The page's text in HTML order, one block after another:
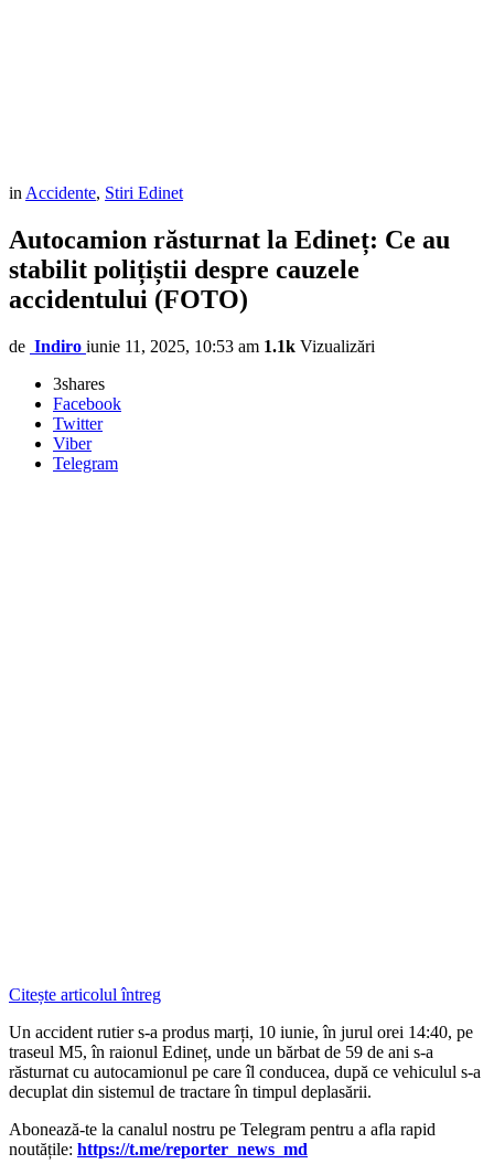
in Accidente, Stiri Edinet
Autocamion răsturnat la Edineț: Ce au
stabilit polițiștii despre cauzele
accidentului (FOTO)
de Indiro iunie 11, 2025, 10:53 am 1.1k Vizualizări
3shares
Facebook
Twitter
Viber
Telegram
Citește articolul întreg
Un accident rutier s-a produs marți, 10 iunie, în jurul orei 14:40, pe
traseul M5, în raionul Edineț, unde un bărbat de 59 de ani s-a
răsturnat cu autocamionul pe care îl conducea, după ce vehiculul s-a
decuplat din sistemul de tractare în timpul deplasării.
‍Abonează-te la canalul nostru pe Telegram pentru a afla rapid
noutățile: https://t.me/reporter_news_md